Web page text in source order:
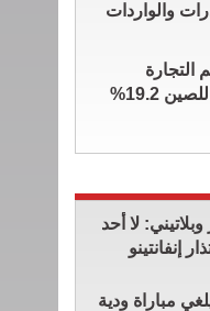
والواردات
الخارجية للصين 19.2%
وبلاتيني: لا أحد
إنفانتينو
مباراة ودية